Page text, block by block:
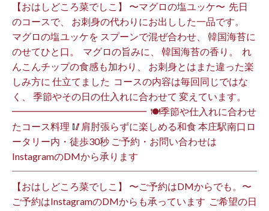
【おはしどころ菜でしこ】 〜マグロの塩ユッケ〜 ⁡ 先日
のコースで、 お刺身の代わりにお出しした一品です。 ⁡
マグロの塩ユッケを スプーンで混ぜ合わせ、 韓国海苔に
のせてひと口。 ⁡ マグロの旨みに、 韓国海苔の香り。 ⁡ れ
んこんチップの食感も加わり、 お刺身とはまた違った楽
しみ方に 仕立てました️ ⁡ コースの内容は毎回同じではな
く、 季節やその日の仕入れに合わせて 変えています。 ⁡
━━━━━━━━━━━━━━ ⁡ 🍽季節や仕入れに合わせ
たコース料理 🥢肩肘張らずに楽しめる和食 本庄駅南口ロ
ータリー内・徒歩30秒 ご予約・お問い合わせは
InstagramのDMから承ります ⁡
【おはしどころ菜でしこ】 〜ご予約はDMからでも。〜 ⁡
ご予約はInstagramのDMからも承っています ⁡ ご希望の日